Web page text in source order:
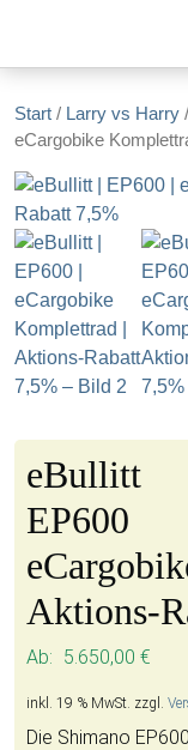
Start / Larry vs Harry /
eCargobike
eBullitt
EP600
Aktions-
Ab: 5.650,00 €
inkl. 19 % MwSt. zzgl.
Die Shimano